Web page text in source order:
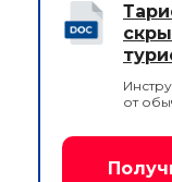
от